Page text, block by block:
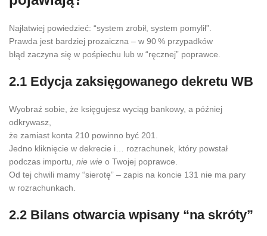
Najłatwiej powiedzieć: “system zrobił, system pomylił”.
Prawda jest bardziej prozaiczna – w 90 % przypadków
błąd zaczyna się w pośpiechu lub w “ręcznej” poprawce.
2.1 Edycja zaksięgowanego dekretu WB
Wyobraź sobie, że księgujesz wyciąg bankowy, a później
odkrywasz,
że zamiast konta 210 powinno być 201.
Jedno kliknięcie w dekrecie i… rozrachunek, który powstał
podczas importu, nie wie o Twojej poprawce.
Od tej chwili mamy “sierotę” – zapis na koncie 131 nie ma pary
w rozrachunkach.
2.2 Bilans otwarcia wpisany “na skróty”